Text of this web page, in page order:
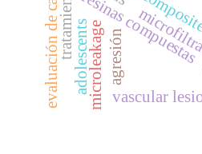
resinas compuestas
microleakageagresión
tratamiento
vascular
adolescents
evaluación de calidad